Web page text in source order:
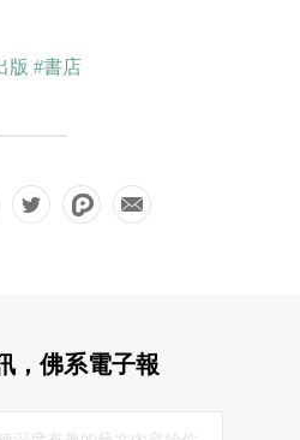
版 #書店
，佛系電子報